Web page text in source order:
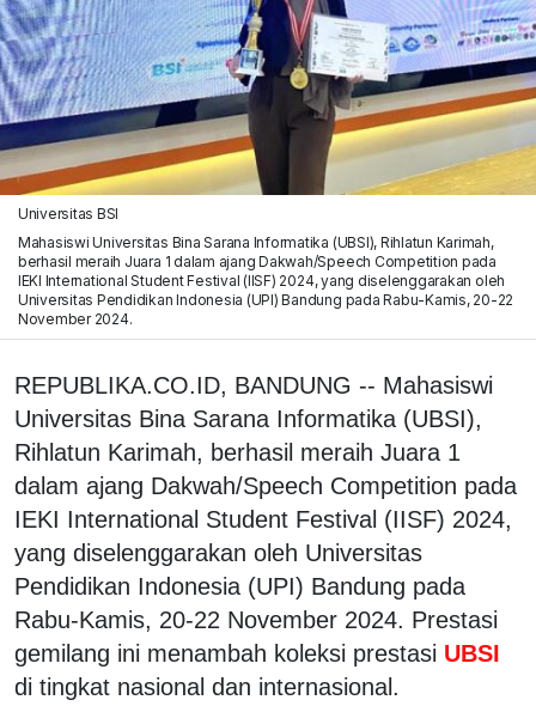
Universitas BSI
Mahasiswi Universitas Bina Sarana Informatika (UBSI), Rihlatun Karimah,
berhasil meraih Juara 1 dalam ajang Dakwah/Speech Competition pada
IEKI International Student Festival (IISF) 2024, yang diselenggarakan oleh
Universitas Pendidikan Indonesia (UPI) Bandung pada Rabu-Kamis, 20-22
November 2024.
REPUBLIKA.CO.ID, BANDUNG -- Mahasiswi
Universitas Bina Sarana Informatika (UBSI),
Rihlatun Karimah, berhasil meraih Juara 1
dalam ajang Dakwah/Speech Competition pada
IEKI International Student Festival (IISF) 2024,
yang diselenggarakan oleh Universitas
Pendidikan Indonesia (UPI) Bandung pada
Rabu-Kamis, 20-22 November 2024. Prestasi
gemilang ini menambah koleksi prestasi UBSI
di tingkat nasional dan internasional.